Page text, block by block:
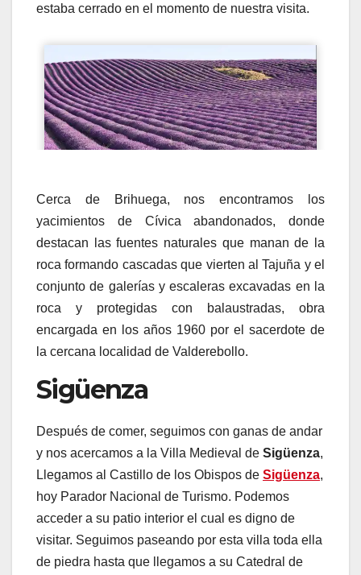
estaba cerrado en el momento de nuestra visita.
Cerca de Brihuega, nos encontramos los
yacimientos de Cívica abandonados, donde
destacan las fuentes naturales que manan de la
roca formando cascadas que vierten al Tajuña y el
conjunto de galerías y escaleras excavadas en la
roca y protegidas con balaustradas, obra
encargada en los años 1960 por el sacerdote de
la cercana localidad de Valderebollo.
Sigüenza
Después de comer, seguimos con ganas de andar
y nos acercamos a la Villa Medieval de Sigüenza,
Llegamos al Castillo de los Obispos de Sigüenza,
hoy Parador Nacional de Turismo. Podemos
acceder a su patio interior el cual es digno de
visitar. Seguimos paseando por esta villa toda ella
de piedra hasta que llegamos a su Catedral de